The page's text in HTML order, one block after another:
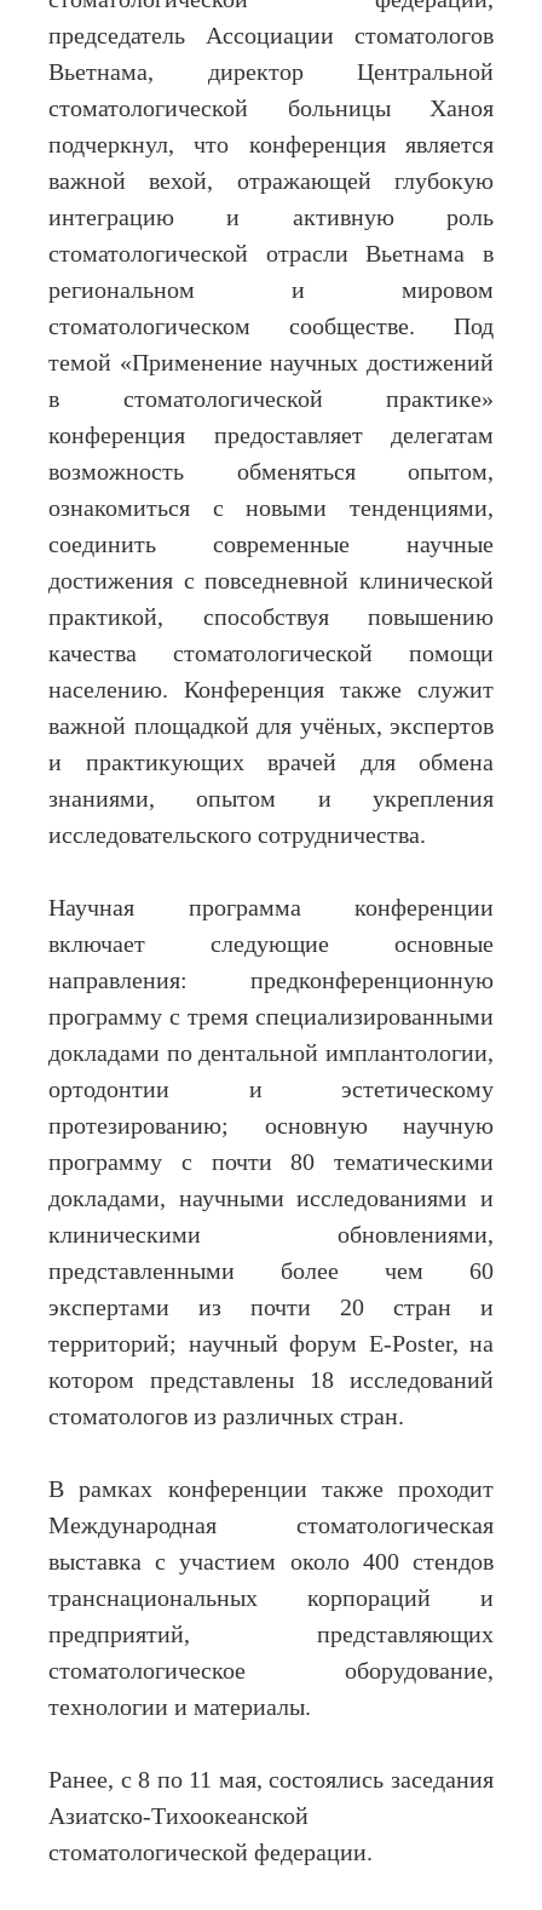
председатель Ассоциации стоматологов
Вьетнама, директор Центральной
стоматологической больницы Ханоя
подчеркнул, что конференция является
важной вехой, отражающей глубокую
интеграцию и активную роль
стоматологической отрасли Вьетнама в
региональном и мировом
стоматологическом сообществе. Под
темой «Применение научных достижений
в стоматологической практике»
конференция предоставляет делегатам
возможность обменяться опытом,
ознакомиться с новыми тенденциями,
соединить современные научные
достижения с повседневной клинической
практикой, способствуя повышению
качества стоматологической помощи
населению. Конференция также служит
важной площадкой для учёных, экспертов
и практикующих врачей для обмена
знаниями, опытом и укрепления
исследовательского сотрудничества.
Научная программа конференции
включает следующие основные
направления: предконференционную
программу с тремя специализированными
докладами по дентальной имплантологии,
ортодонтии и эстетическому
протезированию; основную научную
программу с почти 80 тематическими
докладами, научными исследованиями и
клиническими обновлениями,
представленными более чем 60
экспертами из почти 20 стран и
территорий; научный форум E-Poster, на
котором представлены 18 исследований
стоматологов из различных стран.
В рамках конференции также проходит
Международная стоматологическая
выставка с участием около 400 стендов
транснациональных корпораций и
предприятий, представляющих
стоматологическое оборудование,
технологии и материалы.
Ранее, с 8 по 11 мая, состоялись заседания
Азиатско-Тихоокеанской
стоматологической федерации.